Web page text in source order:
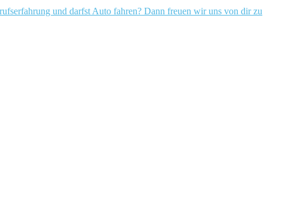
und darfst Auto fahren? Dann freuen wir uns von dir zu